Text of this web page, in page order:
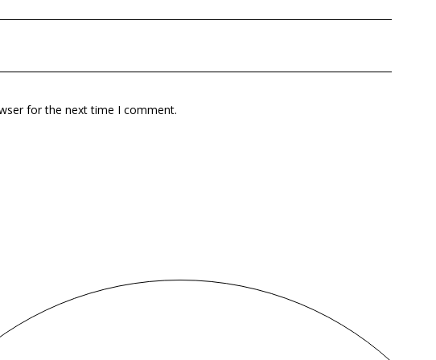
for the next time I comment.